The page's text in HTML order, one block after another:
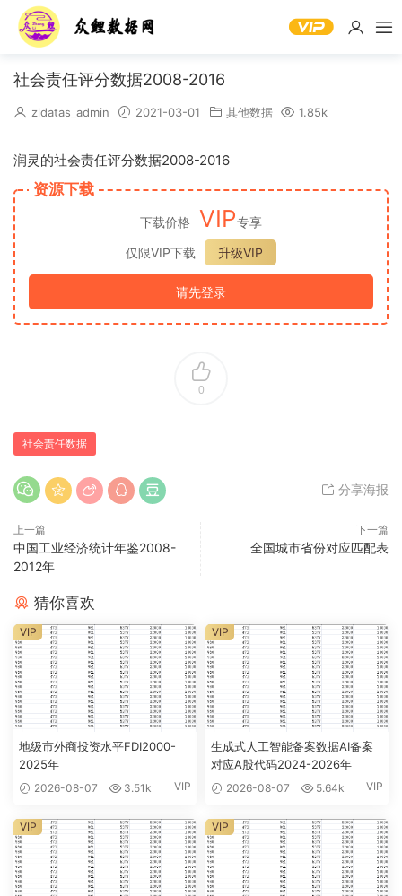
社会责任评分数据2008-2016
zldatas_admin 2021-03-01 其他数据 1.85k
润灵的社会责任评分数据2008-2016
资源下载
下载价格 VIP专享
仅限VIP下载
升级VIP
请先登录
0
社会责任数据
分享海报
上一篇
中国工业经济统计年鉴2008-
2012年
下一篇
全国城市省份对应匹配表
猜你喜欢
地级市外商投资水平FDI2000-
2025年
2026-08-07 3.51k VIP
VIP
生成式人工智能备案数据AI备案
对应A股代码2024-2026年
2026-08-07 5.64k VIP
VIP
VIP VIP